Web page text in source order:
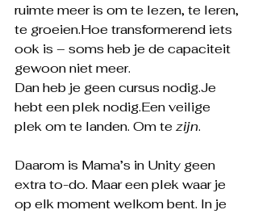
ruimte meer is om te lezen, te leren,
te groeien.Hoe transformerend iets
ook is – soms heb je de capaciteit
gewoon niet meer.
Dan heb je geen cursus nodig.Je
hebt een plek nodig.Een veilige
plek om te landen. Om te zijn.
Daarom is Mama’s in Unity geen
extra to-do. Maar een plek waar je
op elk moment welkom bent. In je